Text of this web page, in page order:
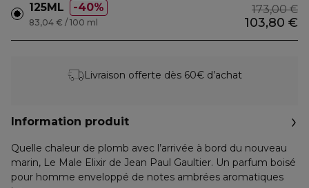
125ML 40% 173,00 €
103,80 €
83,04 € / 100 ml
Livraison offerte dès 60€ d’achat
Information produit
Quelle chaleur de plomb avec l’arrivée à bord du nouveau
marin, Le Male Elixir de Jean Paul Gaultier. Un parfum boisé
pour homme enveloppé de notes ambrées aromatiques